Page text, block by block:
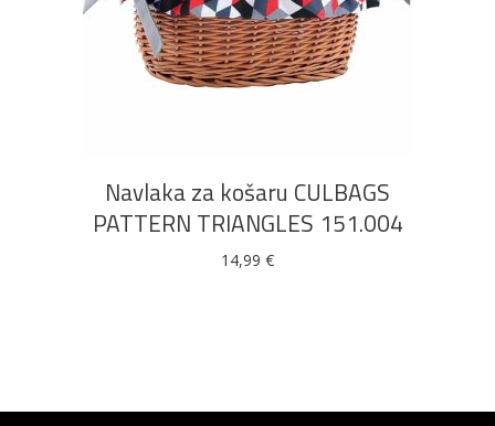
DODAJ U KOŠARICU
Navlaka za košaru CULBAGS
PATTERN TRIANGLES 151.004
14,99 €